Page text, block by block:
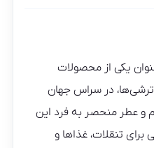
یکی از محصولات
در سراس جهان
و عطر منحصر به فرد این
برای تنقلات، غذاها و